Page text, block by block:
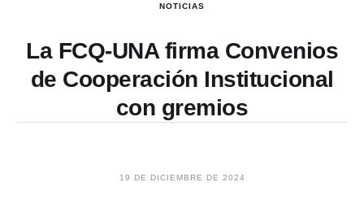
NOTICIAS
La FCQ-UNA firma Convenios
de Cooperación Institucional
con gremios
19 DE DICIEMBRE DE 2024